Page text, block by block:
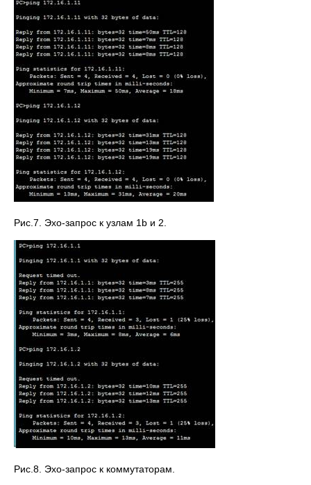
Рис.7. Эхо-запрос к узлам 1b и 2.
Рис.8. Эхо-запрос к коммутаторам.